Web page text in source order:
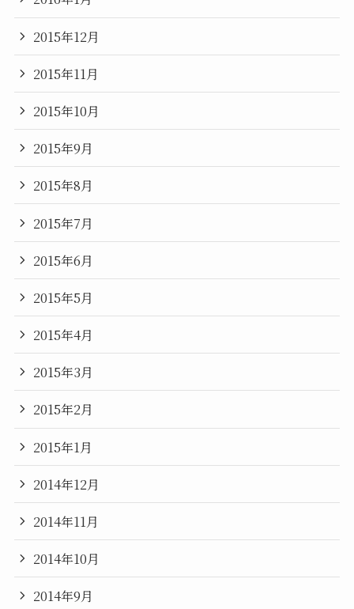
2015年12月
2015年11月
2015年10月
2015年9月
2015年8月
2015年7月
2015年6月
2015年5月
2015年4月
2015年3月
2015年2月
2015年1月
2014年12月
2014年11月
2014年10月
2014年9月